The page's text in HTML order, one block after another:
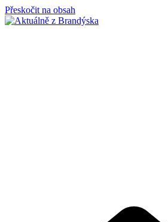
Přeskočit na obsah